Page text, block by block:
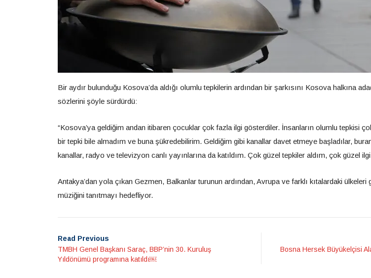
Bir aydır bulunduğu Kosova’da aldığı olumlu tepkilerin ardından bir şarkısını Kosova halkına
sözlerini şöyle sürdürdü:
“Kosova’ya geldiğim andan itibaren çocuklar çok fazla ilgi gösterdiler. İnsanların olumlu tepkisi
bir tepki bile almadım ve buna şükredebilirim. Geldiğim gibi kanallar davet etmeye başladılar,
kanallar, radyo ve televizyon canlı yayınlarına da katıldım. Çok güzel tepkiler aldım, çok güzel
Antakya’dan yola çıkan Gezmen, Balkanlar turunun ardından, Avrupa ve farklı kıtalardaki ülkeleri
müziğini tanıtmayı hedefliyor.
Read Previous
TMBH Genel Başkanı Saraç, BBP’nin 30. Kuruluş
Yıldönümü programına katıldı￼
Bosna Hersek Büyükelçisi